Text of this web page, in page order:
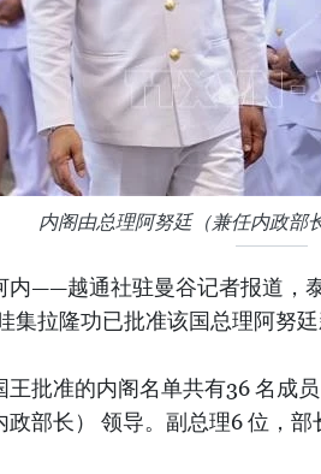
内阁由总理阿努廷（兼任内政部
内——越通社驻曼谷记者报道，
集拉隆功已批准该国总理阿努廷
王批准的内阁名单共有36 名成
政部长） 领导。副总理6 位，部